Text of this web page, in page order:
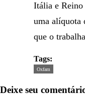
Itália e Reino
uma alíquota
que o
Tags:
Oxfam
Deixe seu